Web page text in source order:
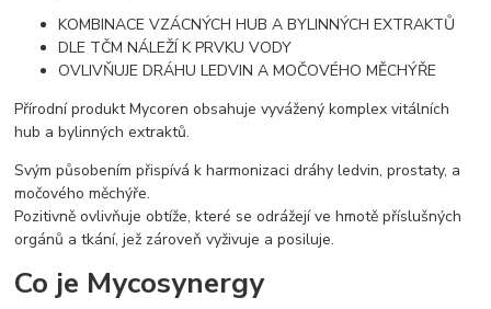
KOMBINACE VZÁCNÝCH HUB A BYLINNÝCH EXTRAKTŮ
DLE TČM NÁLEŽÍ K PRVKU VODY
OVLIVŇUJE DRÁHU LEDVIN A MOČOVÉHO MĚCHÝŘE
Přírodní produkt Mycoren obsahuje vyvážený komplex vitálních
hub a bylinných extraktů.
Svým působením přispívá k harmonizaci dráhy ledvin, prostaty, a
močového měchýře.
Pozitivně ovlivňuje obtíže, které se odrážejí ve hmotě příslušných
orgánů a tkání, jež zároveň vyživuje a posiluje.
Co je Mycosynergy